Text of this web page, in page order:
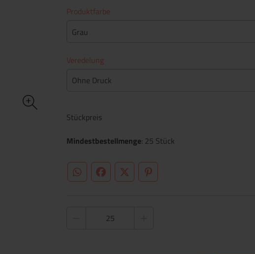
Produktfarbe
Grau
Veredelung
Ohne Druck
Stückpreis
Mindestbestellmenge: 25 Stück
WhatsAppFacebookTwitterPinterest